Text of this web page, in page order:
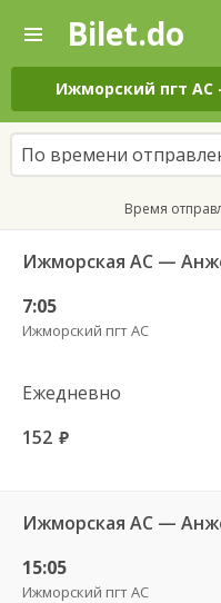
—
Поиск
и
покупка
билетов
на
автобус
онлайн
Bilet.do
Ижморский пгт АС
По времени
Время
Ижморская АС —
7:05
Ижморский пгт АС
Ежедневно
152 руб.
Ижморская АС —
15:05
Ижморский пгт АС